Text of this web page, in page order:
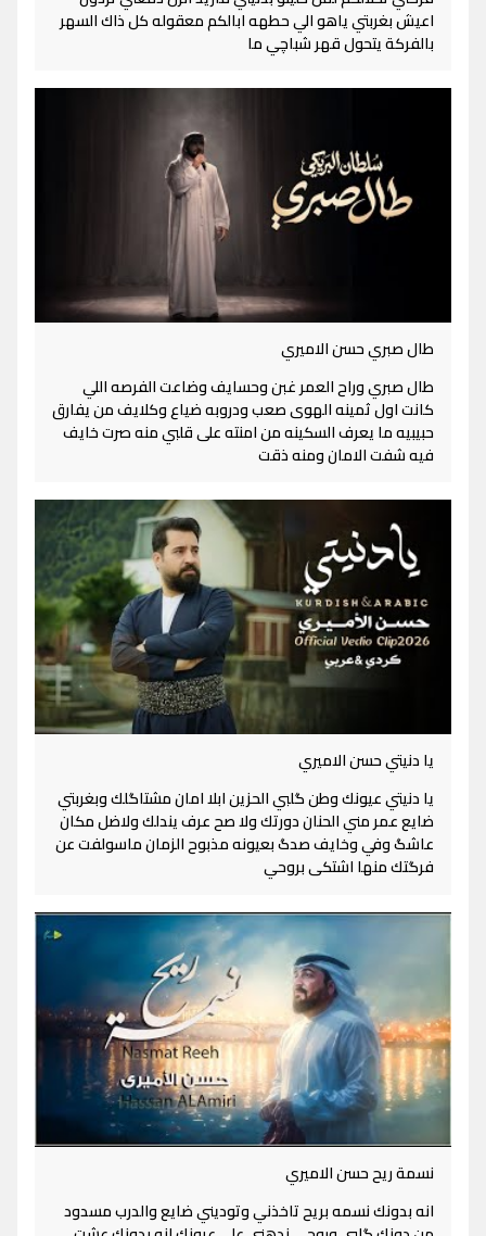
اعيش بغربتي ياهو الي حطهه ابالكم معقوله كل ذاك السهر
بالفركة يتحول قهر شباچي ما
طال صبري حسن الاميري
طال صبري وراح العمر غبن وحسايف وضاعت الفرصه اللي
كانت اول ثمينه الهوى صعب ودروبه ضياع وكلايف من يفارق
حبيبيه ما يعرف السكينه من امنته على قلبي منه صرت خايف
فيه شفت الامان ومنه ذقت
يا دنيتي حسن الاميري
يا دنيتي عيونك وطن گلبي الحزين ابلا امان مشتاگلك وبغربتي
ضايع عمر مني الحنان دورتك ولا صح عرف يندلك ولاضل مكان
عاشگ وفي وخايف صدگ بعيونه مذبوح الزمان ماسولفت عن
فرگتك منها اشتكى بروحي
نسمة ريح حسن الاميري
انه بدونك نسمه بريح تاخذني وتوديني ضايع والدرب مسدود